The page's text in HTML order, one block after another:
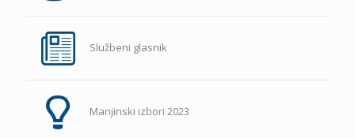
Službeni glasnik
Manjinski izbori 2023